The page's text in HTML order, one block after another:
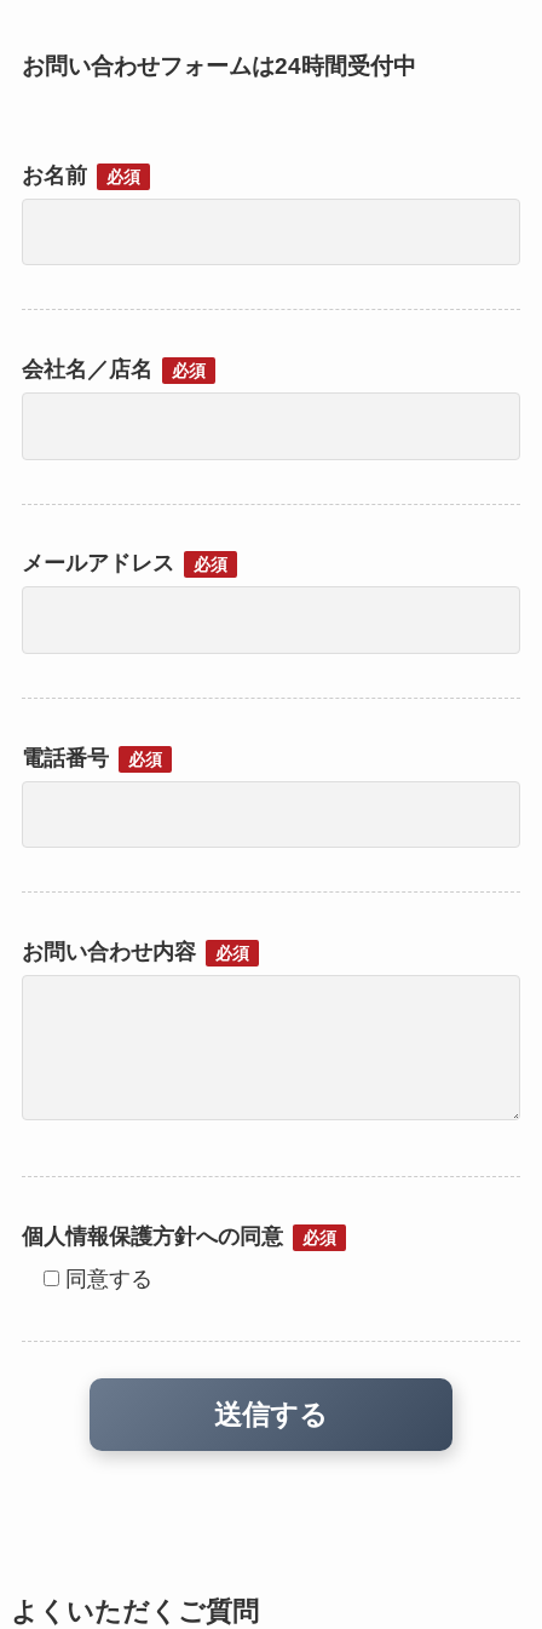
お問い合わせフォームは24時間受付中
お名前 必須
会社名／店名 必須
メールアドレス 必須
電話番号 必須
お問い合わせ内容 必須
個人情報保護方針への同意 必須
同意する
よくいただくご質問